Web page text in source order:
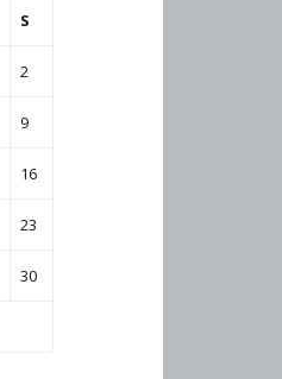
S
2
9
16
23
30